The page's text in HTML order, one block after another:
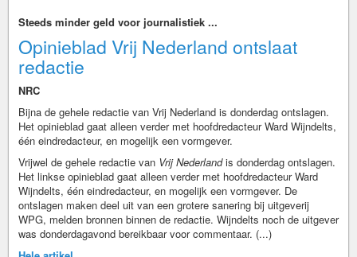
Steeds minder geld voor journalistiek ...
Opinieblad Vrij Nederland ontslaat
redactie
NRC
Bijna de gehele redactie van Vrij Nederland is donderdag ontslagen.
Het opinieblad gaat alleen verder met hoofdredacteur Ward Wijndelts,
één eindredacteur, en mogelijk een vormgever.
Vrijwel de gehele redactie van Vrij Nederlandis donderdag ontslagen.
Het linkse opinieblad gaat alleen verder met hoofdredacteur Ward
Wijndelts, één eindredacteur, en mogelijk een vormgever. De
ontslagen maken deel uit van een grotere sanering bij uitgeverij
WPG, melden bronnen binnen de redactie. Wijndelts noch de uitgever
was donderdagavond bereikbaar voor commentaar. (...)